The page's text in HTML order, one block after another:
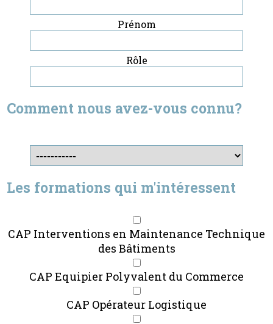
Prénom
Rôle
Comment nous avez-vous connu?
Les formations qui m'intéressent
CAP Interventions en Maintenance Technique
des Bâtiments
CAP Equipier Polyvalent du Commerce
CAP Opérateur Logistique